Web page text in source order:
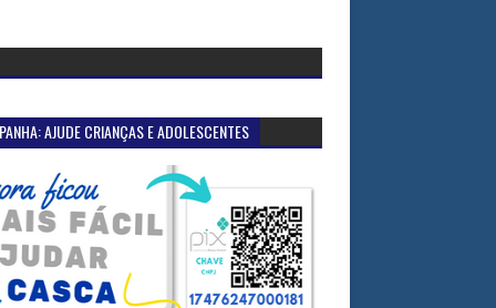
AJUDE CRIANÇAS E ADOLESCENTES